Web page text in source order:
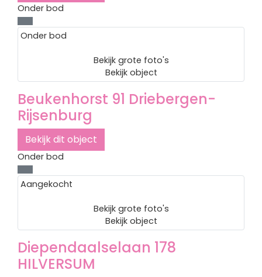
Onder bod
Onder bod
Bekijk grote foto's
Bekijk object
Beukenhorst 91 Driebergen-
Rijsenburg
Bekijk dit object
Onder bod
Aangekocht
Bekijk grote foto's
Bekijk object
Diependaalselaan 178
HILVERSUM